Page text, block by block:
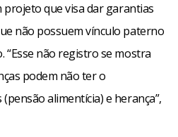
projeto que visa dar garantias
não possuem vínculo paterno
“Esse não registro se mostra
podem não ter o
alimentícia) e herança”,